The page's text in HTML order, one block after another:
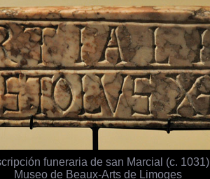
funeraria de san Marcial (c. 1031)
Museo de Beaux-Arts de Limoges